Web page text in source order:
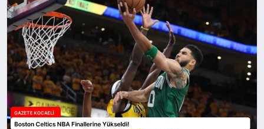
YAŞAM
DÜNYA
SAĞLIK
EĞITIM